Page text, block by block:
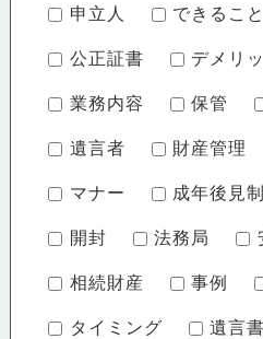
申立人 できること
公正証書 デメリ
業務内容 保管
遺言者 財産管理
マナー 成年後見
開封 法務局
相続財産 事例
タイミング 遺言